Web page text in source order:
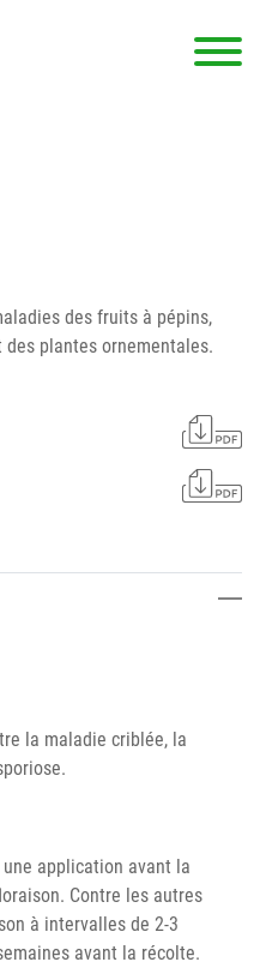
test 123 dfasdf
{FONT:12} Dosierungen: test
des fruits à pépins,
plantes ornementales.
la maladie criblée, la
application avant la
Contre les autres
à intervalles de 2-3
avant la récolte.